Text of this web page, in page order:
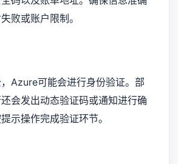
败或账户限制。
Azure可能会进行身份验证。部
会发出动态验证码或通知进行确
示操作完成验证环节。